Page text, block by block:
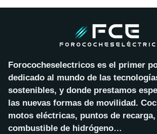
Forococheselectricos es el primer
dedicado al mundo de las
sostenibles, y donde prestamos
las nuevas formas de movilidad.
motos eléctricas, puntos de
combustible de hidrógeno…